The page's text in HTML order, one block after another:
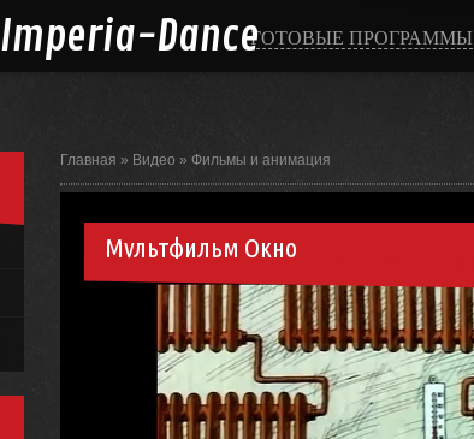
Imperia-DanceГОТОВЫЕ ПРОГРАММЫ
Главная » Видео » Фильмы и анимация
Мультфильм Окно